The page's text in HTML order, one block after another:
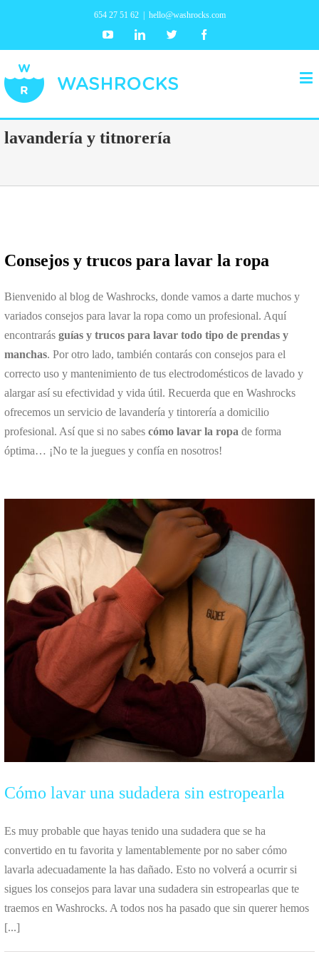
654 27 51 62 hello@washrocks.com
YoutubeLinkedin Twitter
lavandería y titnorería
Consejos y trucos para lavar la ropa
Bienvenido al blog de Washrocks, donde vamos a darte muchos y
variados consejos para lavar la ropa como un profesional. Aquí
encontrarás guías y trucos para lavar todo tipo de prendas y
manchas. Por otro lado, también contarás con consejos para el
correcto uso y mantenimiento de tus electrodomésticos de lavado y
alargar así su efectividad y vida útil. Recuerda que en Washrocks
ofrecemos un servicio de lavandería y tintorería a domicilio
profesional. Así que si no sabes cómo lavar la ropa de forma
óptima… ¡No te la juegues y confía en nosotros!
Cómo lavar una sudadera sin estropearla
Es muy probable que hayas tenido una sudadera que se ha
convertido en tu favorita y lamentablemente por no saber cómo
lavarla adecuadamente la has dañado. Esto no volverá a ocurrir si
sigues los consejos para lavar una sudadera sin estropearlas que te
traemos en Washrocks. A todos nos ha pasado que sin querer hemos
[...]